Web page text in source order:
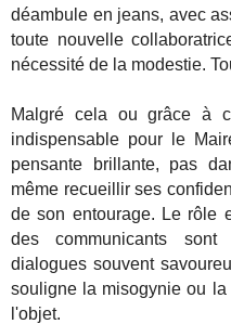
déambule en jeans, avec
toute nouvelle
nécessité de la modestie.
Malgré cela ou grâce à
indispensable pour le
pensante brillante, pas
même recueillir ses
de son entourage. Le rôle
des communicants
dialogues souvent
souligne la misogynie ou
l'objet.